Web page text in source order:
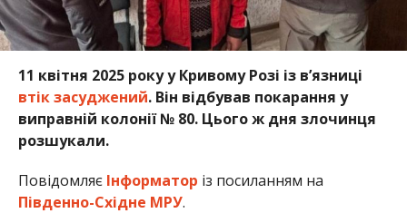
11 квітня 2025 року у Кривому Розі із вʼязниці
втік засуджений. Він відбував покарання у
виправній колонії № 80. Цього ж дня злочинця
розшукали.
Повідомляє Інформатор із посиланням на
Південно-Східне МРУ.